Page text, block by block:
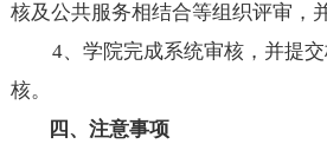
核及公共服务相结合等组织评审，
4、学院完成系统审核，并提
核。
四、注意事项